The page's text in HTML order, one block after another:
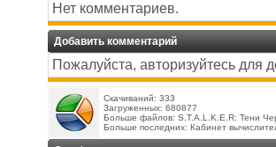
Нет комментариев.
Добавить комментарий
Пожалуйста, авторизуйтесь для
Скачиваний: 333
Загруженных: 680877
Больше файлов: S.T.A.L.K.E.R: Тени
Больше последних: Кабинет